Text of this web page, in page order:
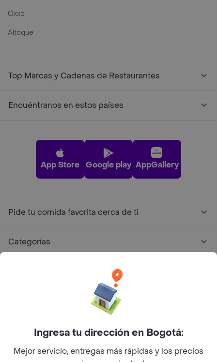
Oxxo
Altoque
Top Marcas y Cadenas de Restaurantes
Encuéntranos en estos países
App Store Google play AppGallery
Pide tu comida favorita cerca de ti
Categorías
Facebook
Twitter
Instagram
©2026Rappi Inc. All rights reserved.
Ingresa tu dirección en Bogotá:
Mejor servicio, entregas más rápidas y los precios